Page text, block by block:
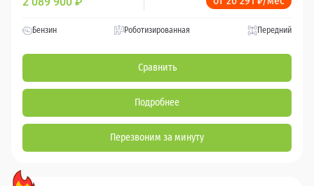
Бензин Роботизированная Передний
Сравнить
Подробнее
Перезвоним за минуту